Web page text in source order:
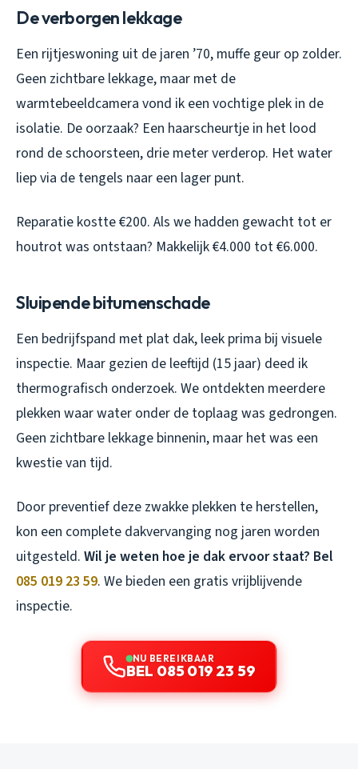
De verborgen lekkage
Een rijtjeswoning uit de jaren ’70, muffe geur op zolder.
Geen zichtbare lekkage, maar met de
warmtebeeldcamera vond ik een vochtige plek in de
isolatie. De oorzaak? Een haarscheurtje in het lood
rond de schoorsteen, drie meter verderop. Het water
liep via de tengels naar een lager punt.
Reparatie kostte €200. Als we hadden gewacht tot er
houtrot was ontstaan? Makkelijk €4.000 tot €6.000.
Sluipende bitumenschade
Een bedrijfspand met plat dak, leek prima bij visuele
inspectie. Maar gezien de leeftijd (15 jaar) deed ik
thermografisch onderzoek. We ontdekten meerdere
plekken waar water onder de toplaag was gedrongen.
Geen zichtbare lekkage binnenin, maar het was een
kwestie van tijd.
Door preventief deze zwakke plekken te herstellen,
kon een complete dakvervanging nog jaren worden
uitgesteld. Wil je weten hoe je dak ervoor staat? Bel
085 019 23 59. We bieden een gratis vrijblijvende
inspectie.
NU BEREIKBAAR
BEL 085 019 23 59